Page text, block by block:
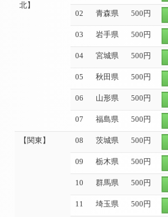
北】
02 青森県 500円
03 岩手県 500円
04 宮城県 500円
05 秋田県 500円
06 山形県 500円
07 福島県 500円
【関東】 08 茨城県 500円
09 栃木県 500円
10 群馬県 500円
11 埼玉県 500円